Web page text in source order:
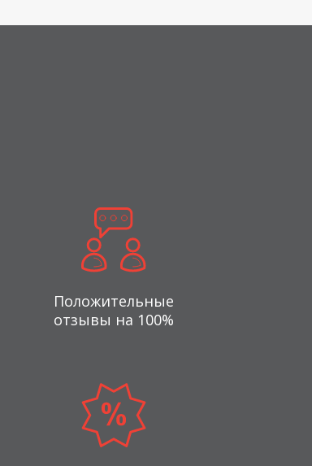
Положительные
отзывы на 100%